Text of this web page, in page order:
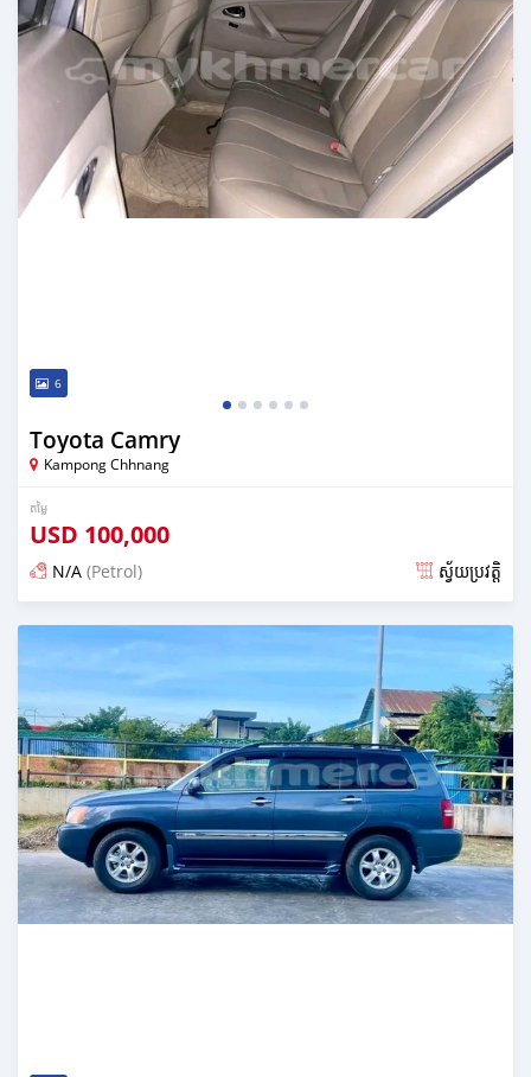
6
Toyota Camry
Kampong Chhnang
តម្លៃ
USD 100,000
N/A (Petrol) ស្វ័យប្រវត្តិ
ប្រកាស over 1 year មុន